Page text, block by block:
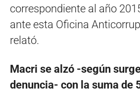
correspondiente al año
ante esta Oficina
relató.
Macri se alzó -según
denuncia- con la suma de